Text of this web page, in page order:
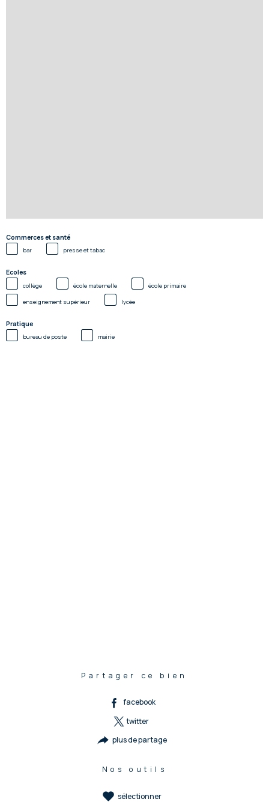
Commerces et santé
bar presse et tabac
Ecoles
collège école maternelle école primaire
enseignement supérieur lycée
Pratique
bureau de poste mairie
Partager ce bien
facebook
twitter
plus de partage
Nos outils
sélectionner